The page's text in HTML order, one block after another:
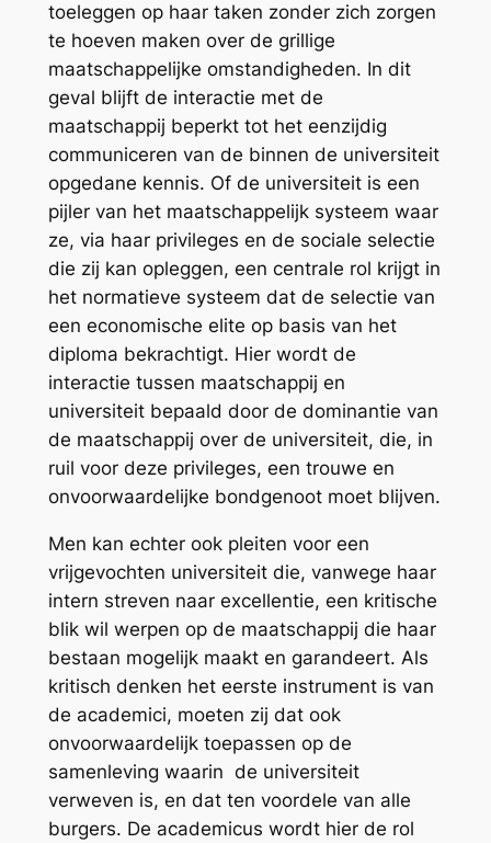
toeleggen op haar taken zonder zich zorgen
te hoeven maken over de grillige
maatschappelijke omstandigheden. In dit
geval blijft de interactie met de
maatschappij beperkt tot het eenzijdig
communiceren van de binnen de universiteit
opgedane kennis. Of de universiteit is een
pijler van het maatschappelijk systeem waar
ze, via haar privileges en de sociale selectie
die zij kan opleggen, een centrale rol krijgt in
het normatieve systeem dat de selectie van
een economische elite op basis van het
diploma bekrachtigt. Hier wordt de
interactie tussen maatschappij en
universiteit bepaald door de dominantie van
de maatschappij over de universiteit, die, in
ruil voor deze privileges, een trouwe en
onvoorwaardelijke bondgenoot moet blijven.
Men kan echter ook pleiten voor een
vrijgevochten universiteit die, vanwege haar
intern streven naar excellentie, een kritische
blik wil werpen op de maatschappij die haar
bestaan mogelijk maakt en garandeert. Als
kritisch denken het eerste instrument is van
de academici, moeten zij dat ook
onvoorwaardelijk toepassen op de
samenleving waarin de universiteit
verweven is, en dat ten voordele van alle
burgers. De academicus wordt hier de rol